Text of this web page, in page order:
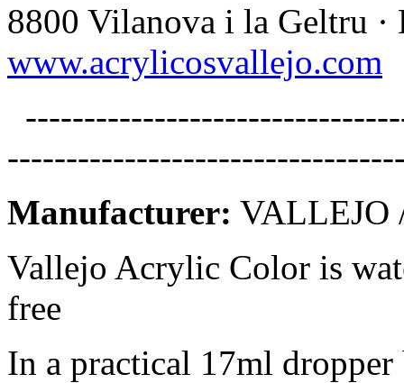
8800 Vilanova i la Geltru ·
www.acrylicosvallejo.com
Manufacturer: VALLEJO
Vallejo Acrylic Color is
free
In a practical 17ml dropper